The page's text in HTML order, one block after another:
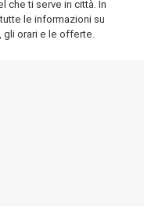
che ti serve in città. In
le informazioni su
gli orari e le offerte.